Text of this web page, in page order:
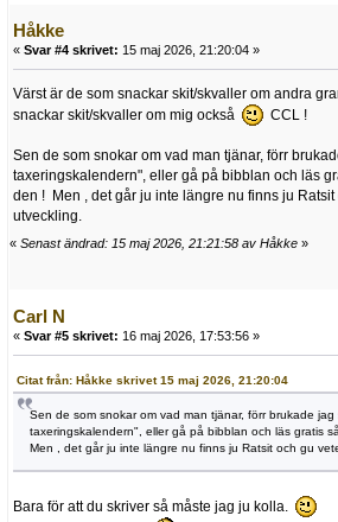
Håkke
« Svar #4 skrivet: 15 maj 2026, 21:20:04 »
Värst är de som snackar skit/skvaller om andra
snackar skit/skvaller om mig också
CCL !
Sen de som snokar om vad man tjänar, förr
taxeringskalendern", eller gå på bibblan och läs
den ! Men , det går ju inte längre nu finns ju Ratsit
utveckling.
« Senast ändrad: 15 maj 2026, 21:21:58 av Håkke »
Carl N
« Svar #5 skrivet: 16 maj 2026, 17:53:56 »
Citat från: Håkke skrivet 15 maj 2026, 21:20:04
Sen de som snokar om vad man tjänar, förr brukade
taxeringskalendern", eller gå på bibblan och läs gratis
Men , det går ju inte längre nu finns ju Ratsit och gu
Bara för att du skriver så måste jag ju kolla.